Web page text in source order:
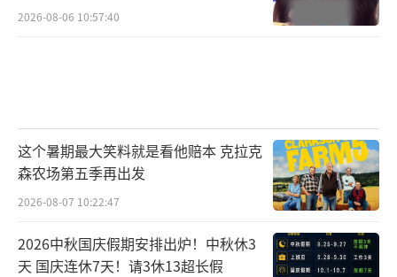
2026-08-06 10:57:40
这个暑期最大笑料就是看他赔本 克拉克
森农场第五季再出发
2026-08-07 10:22:47
2026中秋国庆假期安排出炉！中秋休3
天 国庆连休7天！请3休13超长假